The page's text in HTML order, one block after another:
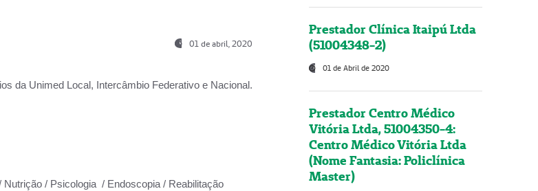
01 de abril, 2020
da Unimed Local, Intercâmbio Federativo e Nacional.
/ Psicologia / Endoscopia / Reabilitação
Prestador Clínica Itaipú Ltda
(51004348-2)
01 de Abril de 2020
Prestador Centro Médico
Vitória Ltda, 51004350-4:
Centro Médico Vitória Ltda
(Nome Fantasia: Policlínica
Master)